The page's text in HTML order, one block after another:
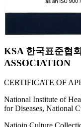
KSA 한국표준협
ASSOCIATION
CERTIFICATE OF
National Institute of
for Diseases, National
Natioin Culture